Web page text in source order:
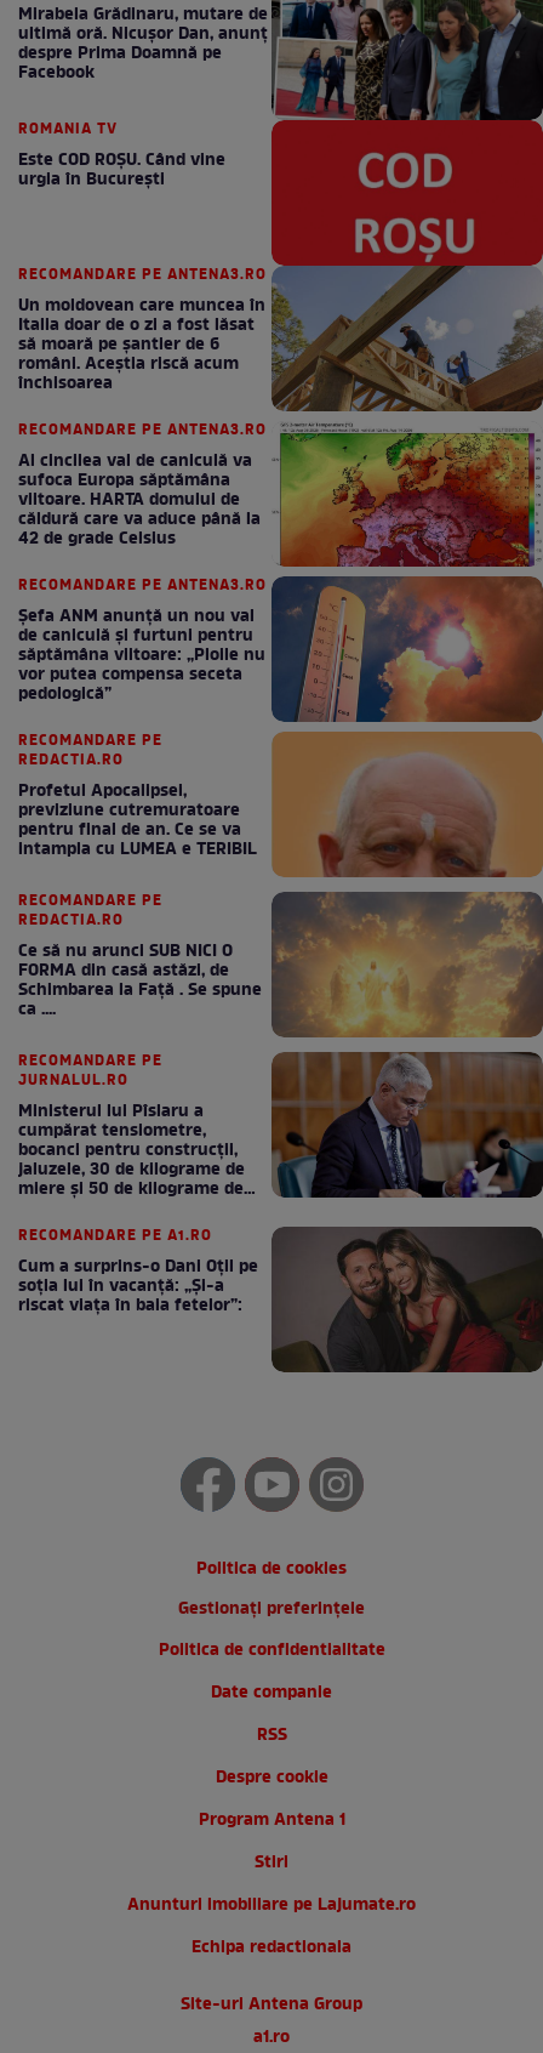
Mirabela Grădinaru, mutare de
ultimă oră. Nicuşor Dan, anunţ
despre Prima Doamnă pe
Facebook
ROMANIA TV
Este COD ROŞU. Când vine
urgia în Bucureşti
RECOMANDARE PE ANTENA3.RO
Un moldovean care muncea în
Italia doar de o zi a fost lăsat
să moară pe şantier de 6
români. Aceștia riscă acum
închisoarea
RECOMANDARE PE ANTENA3.RO
Al cincilea val de caniculă va
sufoca Europa săptămâna
viitoare. HARTA domului de
căldură care va aduce până la
42 de grade Celsius
RECOMANDARE PE ANTENA3.RO
Șefa ANM anunță un nou val
de caniculă și furtuni pentru
săptămâna viitoare: „Ploile nu
vor putea compensa seceta
pedologică”
RECOMANDARE PE
REDACTIA.RO
Profetul Apocalipsei,
previziune cutremuratoare
pentru final de an. Ce se va
intampla cu LUMEA e TERIBIL
RECOMANDARE PE
REDACTIA.RO
Ce să nu arunci SUB NICI O
FORMA din casă astăzi, de
Schimbarea la Față . Se spune
ca ....
RECOMANDARE PE
JURNALUL.RO
Ministerul lui Pîslaru a
cumpărat tensiometre,
bocanci pentru construcții,
jaluzele, 30 de kilograme de
miere și 50 de kilograme de
RECOMANDARE PE A1.RO
Cum a surprins-o Dani Oțil pe
soția lui în vacanță: „Și-a
riscat viața în baia fetelor”:
Politica de cookies
Gestionați preferințele
Politica de confidentialitate
Date companie
RSS
Despre cookie
Program Antena 1
Stiri
Anunturi imobiliare pe Lajumate.ro
Echipa redactionala
Site-uri Antena Group
a1.ro